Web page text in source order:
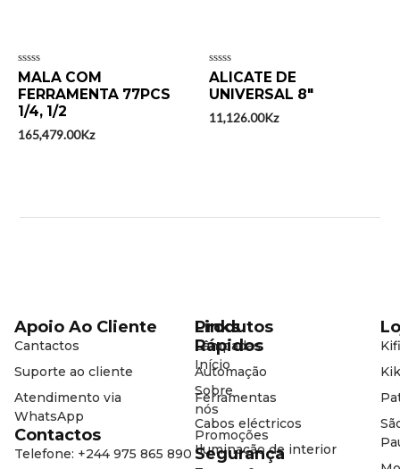
Avaliação
0
de
5
MALA COM
FERRAMENTA 77PCS
1/4, 1/2
165,479.00Kz
Avaliação
0
de
5
ALICATE DE
UNIVERSAL 8″
11,126.00Kz
Produtos
Lâmpadas
Automação
Ferramentas
Cabos eléctricos
Iluminação de interior
Links
Rápidos
Início
Sobre
nós
Promoções
Segurança
Apoio Ao Cliente
Cantactos
Suporte ao cliente
Atendimento via
WhatsApp
Contactos
Telefone: +244 975 865 890